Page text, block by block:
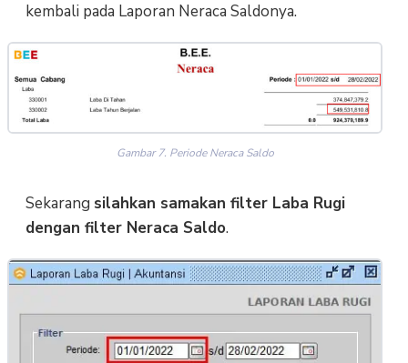
kembali pada Laporan Neraca Saldonya.
Gambar 7. Periode Neraca Saldo
Sekarang silahkan samakan filter Laba Rugi
dengan filter Neraca Saldo.